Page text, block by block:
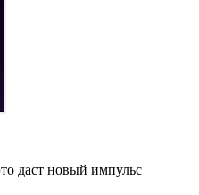
даст новый импульс